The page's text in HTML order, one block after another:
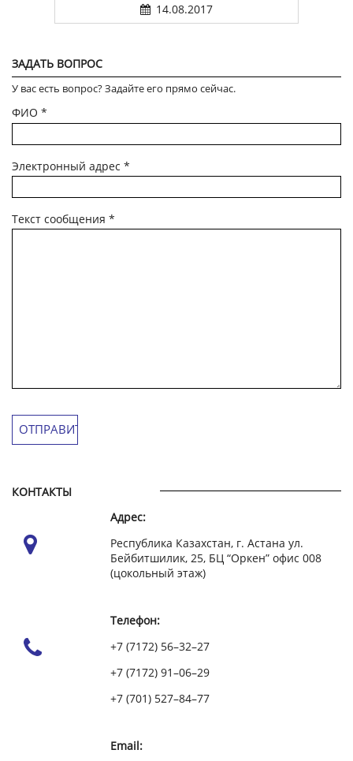
14.08.2017
ЗАДАТЬ ВОПРОС
У вас есть вопрос? Задайте его прямо сейчас.
ФИО *
Электронный адрес *
Текст сообщения *
КОНТАКТЫ
Адрес:
Республика Казахстан, г. Астана ул.
Бейбитшилик, 25, БЦ “Оркен” офис 008
(цокольный этаж)
Телефон:
+7 (7172) 56–32–27
+7 (7172) 91–06–29
+7 (701) 527–84–77
Email: